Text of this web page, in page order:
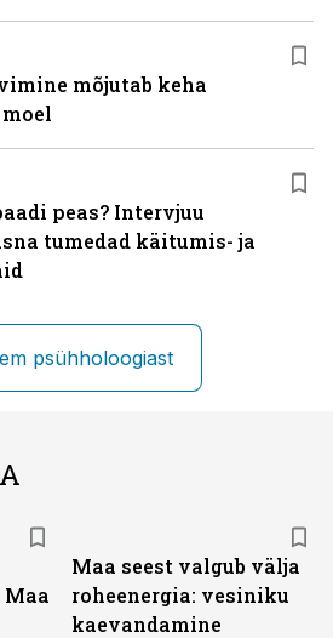
mõjutab keha
peas? Intervjuu
tumedad käitumis- ja
psühholoogiast
Maa seest valgub välja
roheenergia: vesiniku
kaevandamine